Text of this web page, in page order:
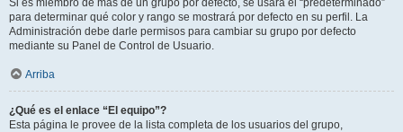
Si es miembro de más de un grupo por defecto, se usará el “predeterminado”
para determinar qué color y rango se mostrará por defecto en su perfil. La
Administración debe darle permisos para cambiar su grupo por defecto
mediante su Panel de Control de Usuario.
Arriba
¿Qué es el enlace “El equipo”?
Esta página le provee de la lista completa de los usuarios del grupo,